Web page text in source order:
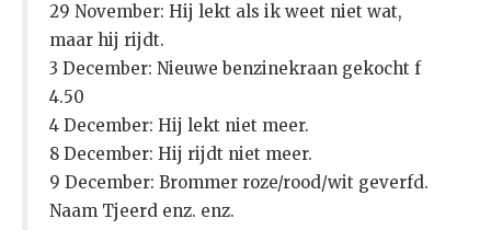
29 November: Hij lekt als ik weet niet wat,
maar hij rijdt.
3 December: Nieuwe benzinekraan gekocht f
4.50
4 December: Hij lekt niet meer.
8 December: Hij rijdt niet meer.
9 December: Brommer roze/rood/wit geverfd.
Naam Tjeerd enz. enz.